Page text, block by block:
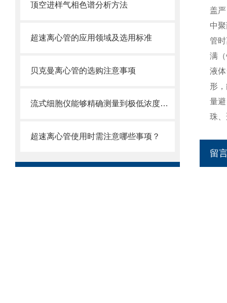
顶空进样气相色谱分析方法
超速离心管的应用领域及选用标准
贝克曼离心管的选购注意事项
流式细胞仪能够精确测量到极低浓度的标记物
超速离心管使用时需注意哪些事项？
盖
中
管
满
液
形
量
珠
留